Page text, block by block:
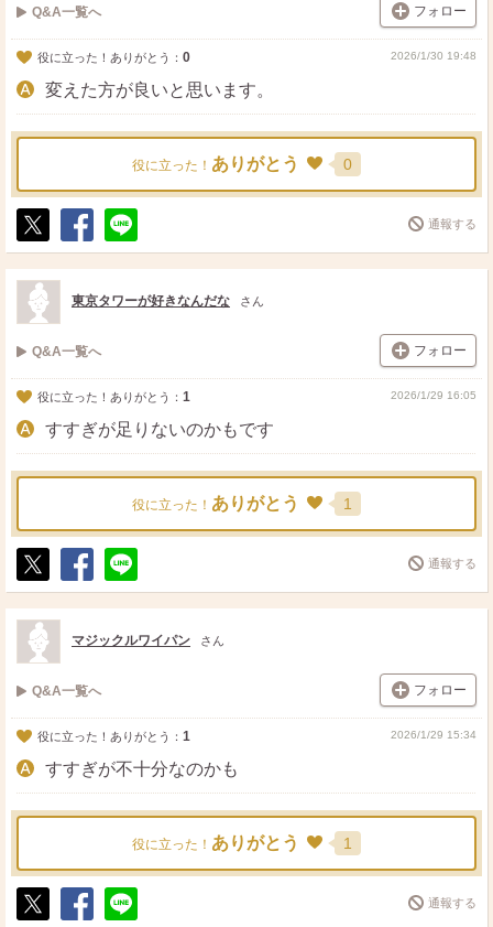
Q&A一覧へ フォロー
役に立った！ありがとう： 0 2026/1/30 19:48
変えた方が良いと思います。
役に立った！ ありがとう 0
ポ
ス
ト
シ
ェ
送
る
通報する
東京タワーが好きなんだな さん
Q&A一覧へ フォロー
役に立った！ありがとう： 1 2026/1/29 16:05
すすぎが足りないのかもです
役に立った！ ありがとう 1
ポ
ス
ト
シ
ェ
送
る
通報する
マジックルワイパン さん
Q&A一覧へ フォロー
役に立った！ありがとう： 1 2026/1/29 15:34
すすぎが不十分なのかも
役に立った！ ありがとう 1
通報する